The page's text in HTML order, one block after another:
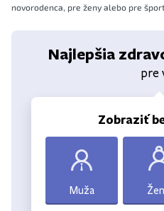
novorodenca, pre ženy alebo pre